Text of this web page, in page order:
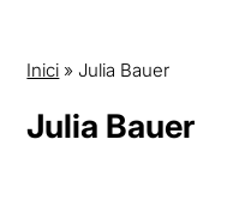
Inici » Julia Bauer
Julia Bauer